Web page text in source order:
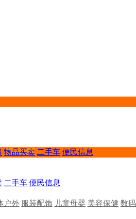
物品买卖 二手车 便民信息
二手车 便民信息
户外 服装配饰 儿童母婴 美容保健 数